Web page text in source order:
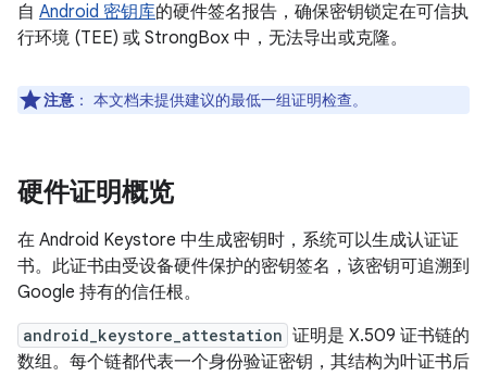
自 Android 密钥库的硬件签名报告，确保密钥锁定在可信执
行环境 (TEE) 或 StrongBox 中，无法导出或克隆。
注意 ： 本文档未提供建议的最低一组证明检查。
硬件证明概览
在 Android Keystore 中生成密钥时，系统可以生成认证证
书。此证书由受设备硬件保护的密钥签名，该密钥可追溯到
Google 持有的信任根。
android_keystore_attestation 证明是 X.509 证书链的
数组。每个链都代表一个身份验证密钥，其结构为叶证书后